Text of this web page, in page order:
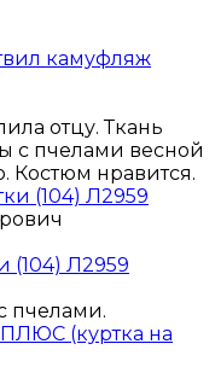
камуфляж
отцу. Ткань
с пчелами весной
Костюм нравится.
(104) Л2959
пчелами.